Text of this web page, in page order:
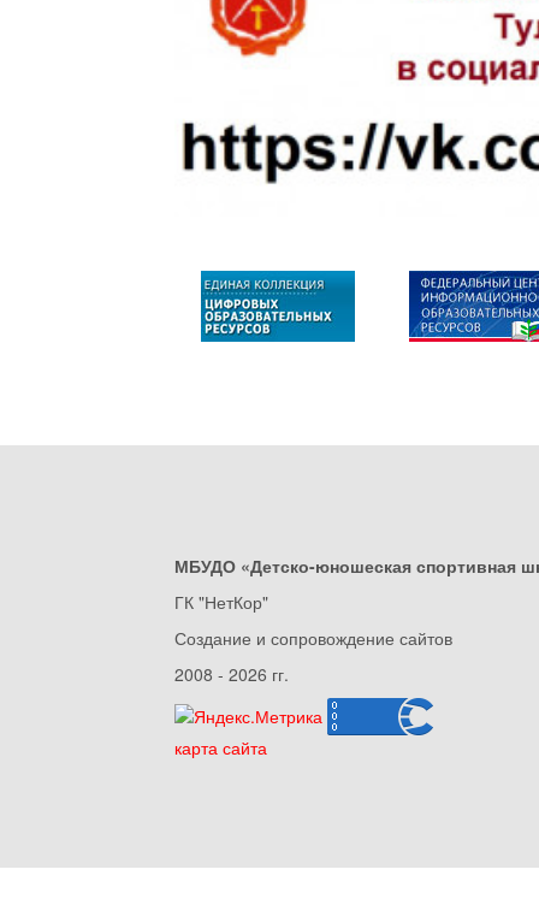
МБУДО «Детско-юношеская спортивная
ГК "НетКор"
Создание и сопровождение сайтов
2008 - 2026 гг.
карта сайта